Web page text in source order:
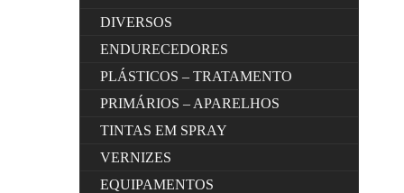
DIVERSOS
ENDURECEDORES
PLÁSTICOS – TRATAMENTO
PRIMÁRIOS – APARELHOS
TINTAS EM SPRAY
VERNIZES
EQUIPAMENTOS